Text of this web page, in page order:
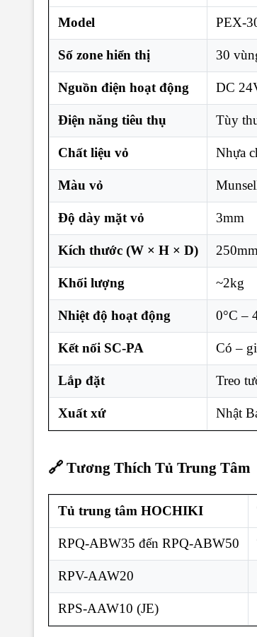
Model PEX-
Số zone hiển thị 30
Nguồn điện hoạt động DC
Điện năng tiêu thụ Tùy
Chất liệu vỏ Nhựa
Màu vỏ
Độ dày mặt vỏ 3mm
Kích thước (W × H × D)
Khối lượng ~2kg
Nhiệt độ hoạt động 0°C –
Kết nối SC-PA Có –
Lắp đặt Treo
Xuất xứ Nhật
🔗 Tương Thích Tủ Trung Tâm
Tủ trung tâm HOCHIKI
RPQ-ABW35 đến RPQ-ABW50
RPV-AAW20
RPS-AAW10 (JE)